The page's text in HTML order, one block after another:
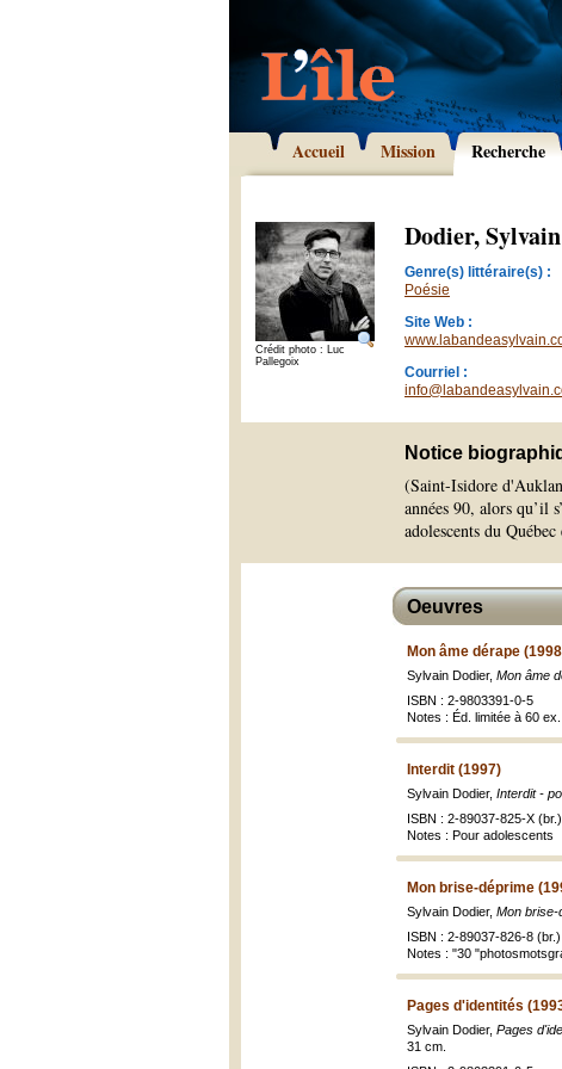
Accueil Mission Recherche
Crédit photo : Luc
Pallegoix
Dodier, Sylvain
Genre(s) littéraire(s) :
Poésie
Site Web :
Courriel :
Notice
(Saint-Isidore
années 90, alors qu’il
adolescents du
Oeuvres
Mon âme dérape
Sylvain Dodier, Mon âme
ISBN : 2-9803391-0-5
Notes : Éd. limitée à 60
Interdit (1997)
Sylvain Dodier, Interdit -
ISBN : 2-89037-825-X (br.)
Notes : Pour adolescents
Mon brise-déprime
Sylvain Dodier, Mon brise-
ISBN : 2-89037-826-8 (br.)
Notes : "30
Pages d'identités
Sylvain Dodier, Pages
31 cm.